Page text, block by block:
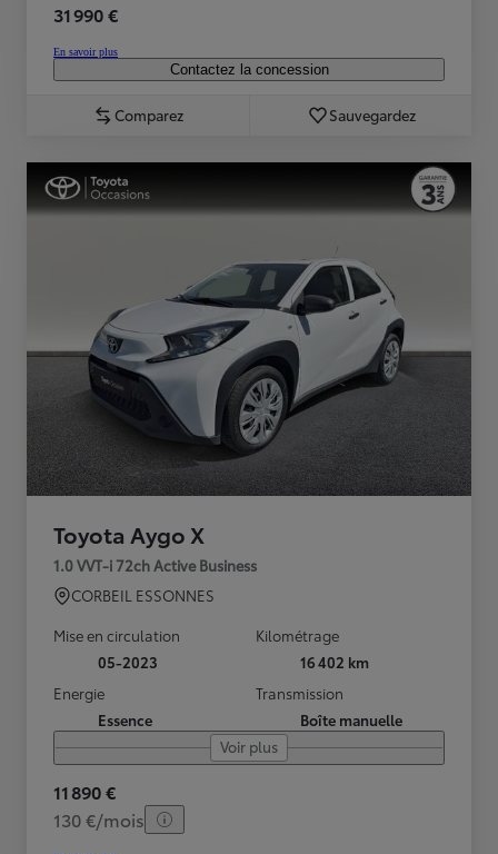
31 990 €
En savoir plus
Contactez la concession
Comparez Sauvegardez
Toyota Aygo X
1.0 VVT-i 72ch Active Business
CORBEIL ESSONNES
Mise en circulation
05-2023
Kilométrage
16 402 km
Energie
Essence
Transmission
Boîte manuelle
Voir plus
11 890 €
130 €/mois